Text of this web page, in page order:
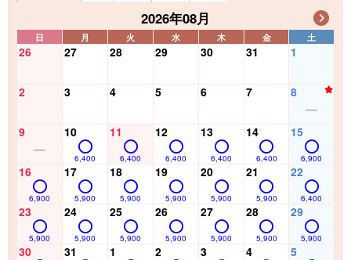
2026年08月
日 月 火 水 木 金 土
26 27 28 29 30 31 1
2 3 4 5 6 7 8
9 10
6,400
11
6,400
12
6,400
13
6,400
14
6,400
15
6,900
16
6,900
17
5,900
18
5,900
19
5,900
20
5,900
21
5,900
22
6,400
23
5,900
24
5,900
25
5,900
26
5,900
27
5,900
28
5,900
29
5,900
30 31 1 2 3 4 5